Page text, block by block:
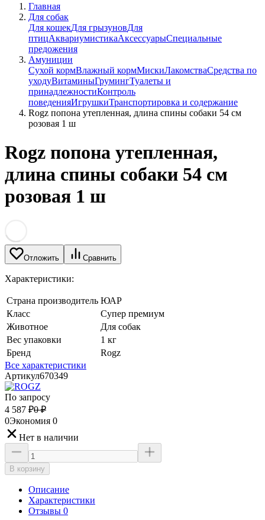
Главная
Для собак
Для кошекДля грызуновДля
птицАквариумистикаАксессуарыСпециальные
предожения
Амуниции
Сухой кормВлажный кормМискиЛакомстваСредства по
уходуВитаминыГрумингТуалеты и
принадлежностиКонтроль
поведенияИгрушкиТранспортировка и содержание
Rogz попона утепленная, длина спины собаки 54 см
розовая 1 ш
Rogz попона утепленная,
длина спины собаки 54 см
розовая 1 ш
Отложить Сравнить
Характеристики:
Страна производитель ЮАР
Класс
Супер премиум
Животное
Для собак
Вес упаковки
1 кг
Бренд
Rogz
Все характеристики
Артикул670349
По запросу
4 587 ₽0 ₽
0Экономия 0
Нет в наличии
В корзину
Описание
Характеристики
Отзывы 0